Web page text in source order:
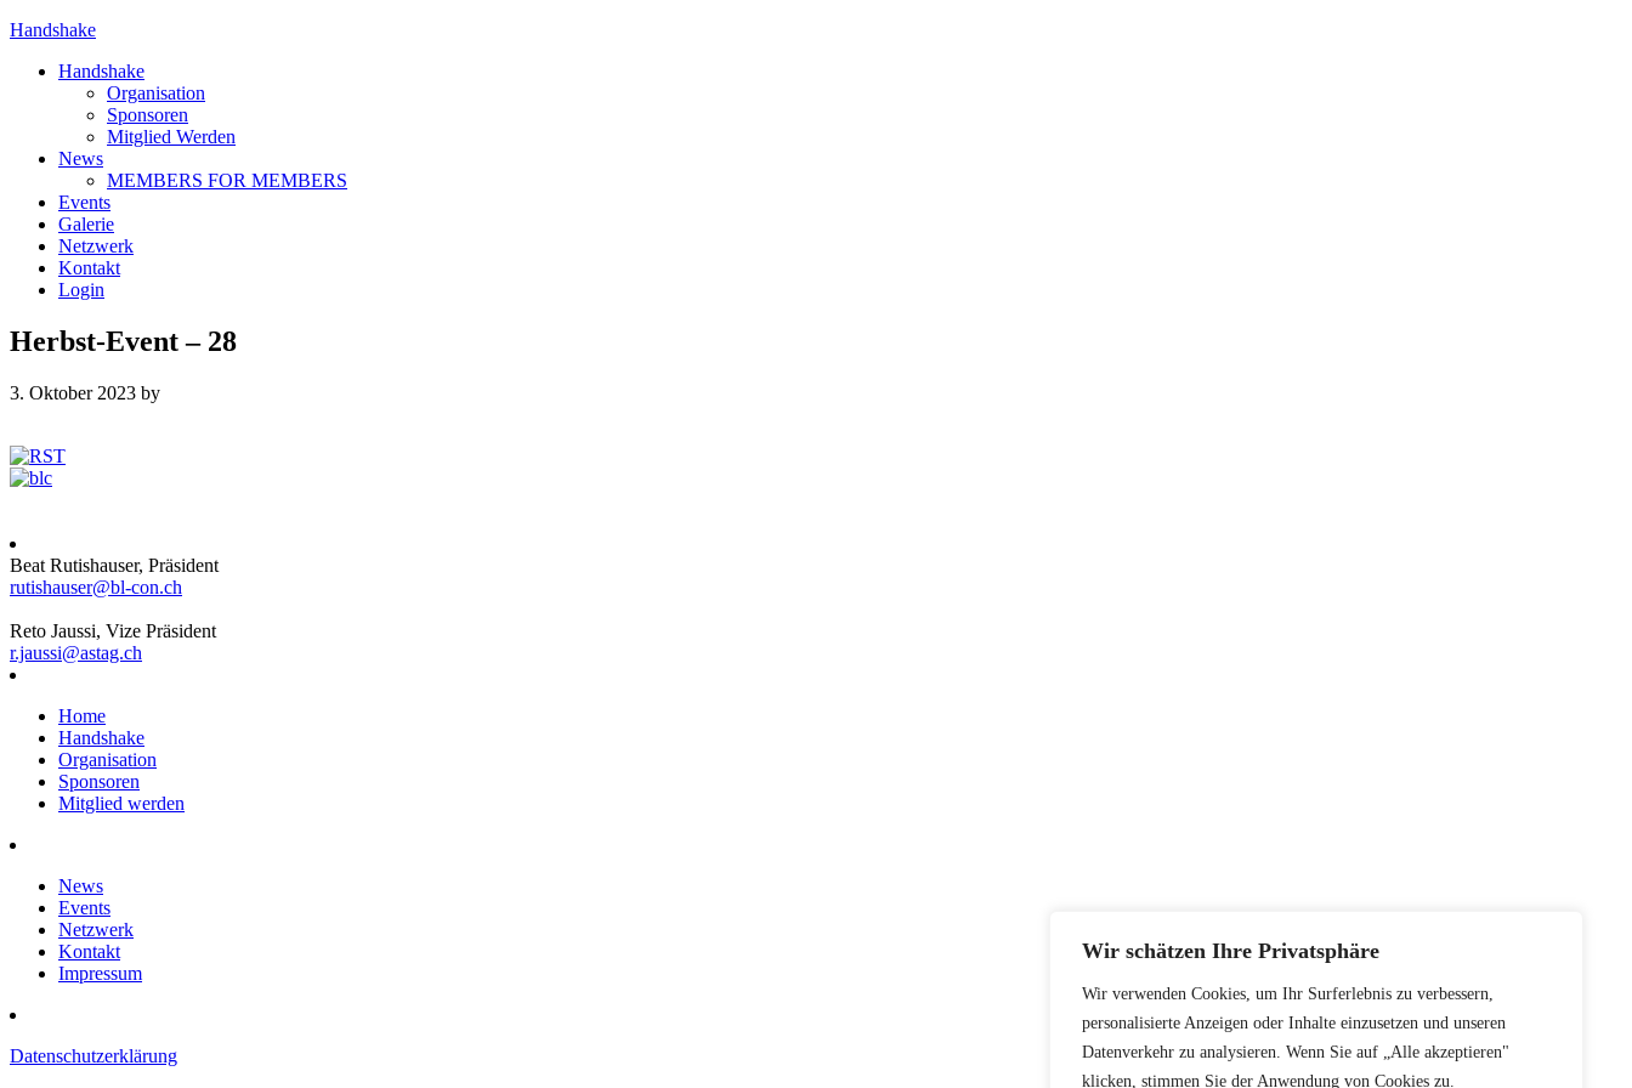
Wir schätzen Ihre Privatsphäre
Wir verwenden Cookies, um Ihr Surferlebnis zu verbessern,
personalisierte Anzeigen oder Inhalte einzusetzen und unseren
Datenverkehr zu analysieren. Wenn Sie auf „Alle akzeptieren"
klicken, stimmen Sie der Anwendung von Cookies zu.
Handshake
Handshake
Organisation
Sponsoren
Mitglied Werden
News
MEMBERS FOR MEMBERS
Events
Galerie
Netzwerk
Kontakt
Login
Herbst-Event – 28
3. Oktober 2023 by
Beat Rutishauser, Präsident
rutishauser@bl-con.ch
Reto Jaussi, Vize Präsident
r.jaussi@astag.ch
Home
Handshake
Organisation
Sponsoren
Mitglied werden
News
Events
Netzwerk
Kontakt
Impressum
Datenschutzerklärung